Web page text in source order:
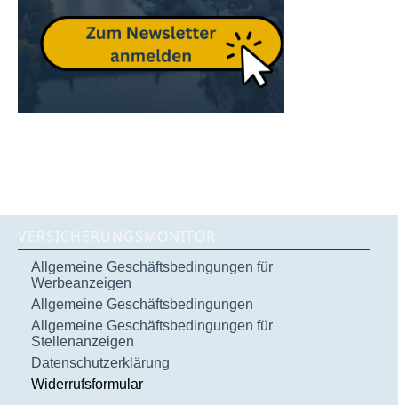
VERSICHERUNGSMONITOR
Allgemeine Geschäftsbedingungen für
Werbeanzeigen
Allgemeine Geschäftsbedingungen
Allgemeine Geschäftsbedingungen für
Stellenanzeigen
Datenschutzerklärung
Widerrufsformular